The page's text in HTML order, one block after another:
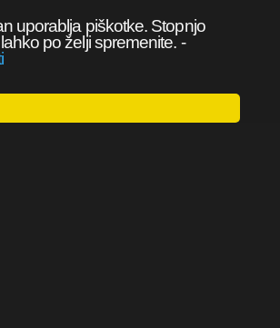
uporablja piškotke. Stopnjo
po želji spremenite. -